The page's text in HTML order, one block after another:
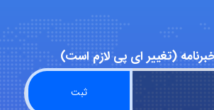
Chehri(تغییر ای پی لازم است)